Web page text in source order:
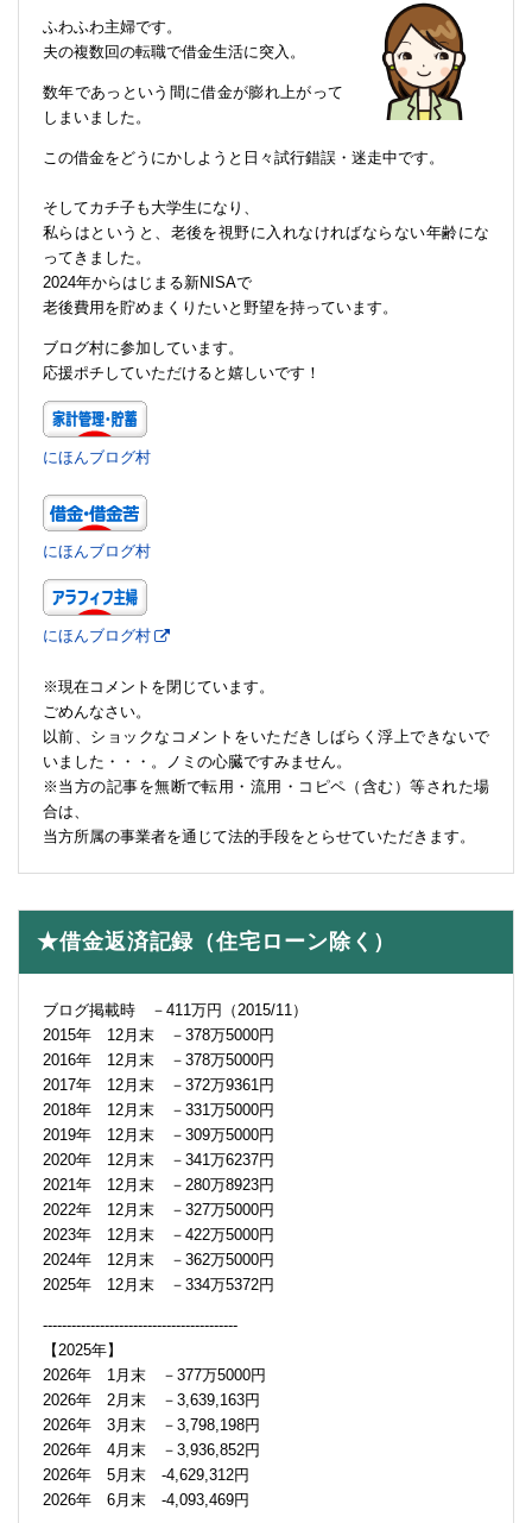
ふわふわ主婦です。
夫の複数回の転職で借金生活に突入。
数年であっという間に借金が膨れ上がって
しまいました。
この借金をどうにかしようと日々試行錯誤・迷走中です。
そしてカチ子も大学生になり、
私らはというと、老後を視野に入れなければならない年齢にな
ってきました。
2024年からはじまる新NISAで
老後費用を貯めまくりたいと野望を持っています。
ブログ村に参加しています。
応援ポチしていただけると嬉しいです！
にほんブログ村
にほんブログ村
にほんブログ村
※現在コメントを閉じています。
ごめんなさい。
以前、ショックなコメントをいただきしばらく浮上できないで
いました・・・。ノミの心臓ですみません。
※当方の記事を無断で転用・流用・コピペ（含む）等された場
合は、
当方所属の事業者を通じて法的手段をとらせていただきます。
★借金返済記録（住宅ローン除く）
ブログ掲載時 －411万円（2015/11）
2015年 12月末 －378万5000円
2016年 12月末 －378万5000円
2017年 12月末 －372万9361円
2018年 12月末 －331万5000円
2019年 12月末 －309万5000円
2020年 12月末 －341万6237円
2021年 12月末 －280万8923円
2022年 12月末 －327万5000円
2023年 12月末 －422万5000円
2024年 12月末 －362万5000円
2025年 12月末 －334万5372円
-----------------------------------------
【2025年】
2026年 1月末 －377万5000円
2026年 2月末 －3,639,163円
2026年 3月末 －3,798,198円
2026年 4月末 －3,936,852円
2026年 5月末 -4,629,312円
2026年 6月末 -4,093,469円